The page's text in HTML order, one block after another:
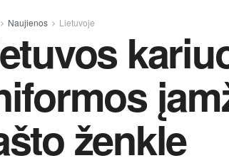
Naujienos Lietuvoje
ženkle